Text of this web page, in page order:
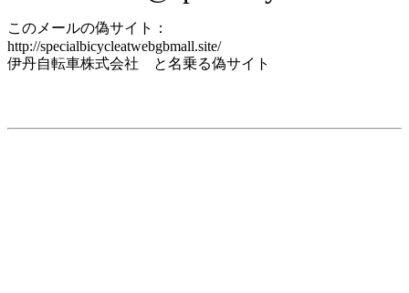
このメールの偽サイト：
http://specialbicycleatwebgbmall.site/
伊丹自転車株式会社 と名乗る偽サイト